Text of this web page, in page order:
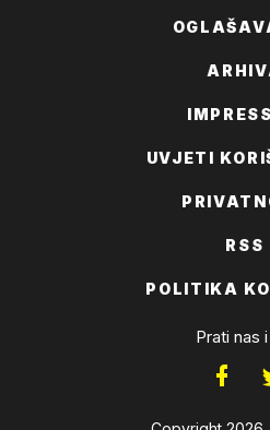
UVJETI
RSS
POLITIKA
Prati nas